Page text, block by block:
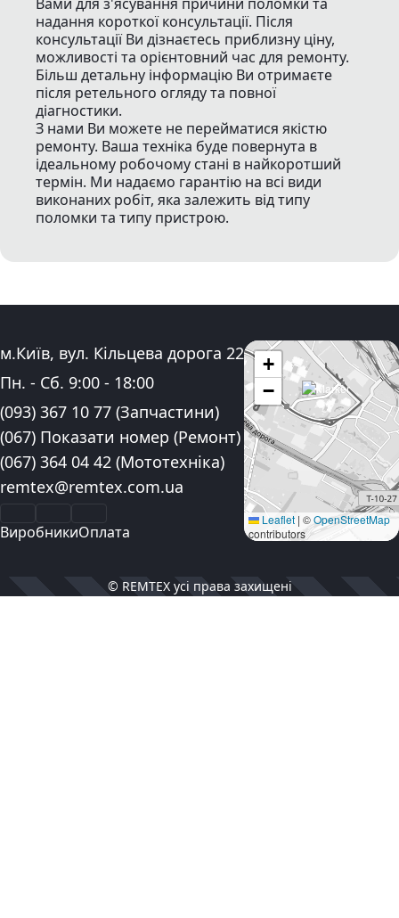
надання короткої консультації. Після
консультації Ви дізнаєтесь приблизну ціну,
можливості та орієнтовний час для ремонту.
Більш детальну інформацію Ви отримаєте
після ретельного огляду та повної
діагностики.
З нами Ви можете не перейматися якістю
ремонту. Ваша техніка буде повернута в
ідеальному робочому стані в найкоротший
термін. Ми надаємо гарантію на всі види
виконаних робіт, яка залежить від типу
поломки та типу пристрою.
Адреса:
м.Київ, вул. Кільцева дорога 22
Графік роботи:
Пн. - Сб. 9:00 - 18:00
Контактні номера телефону:
(093) 367 10 77 (Запчастини)
(067) Показати номер (Ремонт)
(067) 364 04 42 (Мототехніка)
Електронна пошта:
remtex@remtex.com.ua
ВиробникиОплата
+
−
Leaflet | ©OpenStreetMap
contributors
© REMTEX усі права захищені